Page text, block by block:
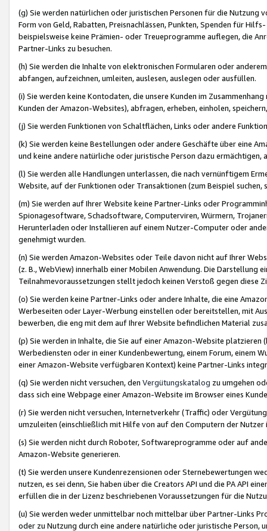
(g) Sie werden natürlichen oder juristischen Personen für die Nutzung
Form von Geld, Rabatten, Preisnachlässen, Punkten, Spenden für
beispielsweise keine Prämien- oder Treueprogramme auflegen, die
Partner-Links zu besuchen.
(h) Sie werden die Inhalte von elektronischen Formularen oder
abfangen, aufzeichnen, umleiten, auslesen, auslegen oder ausfüllen.
(i) Sie werden keine Kontodaten, die unsere Kunden im
Kunden der Amazon-Websites), abfragen, erheben, einholen,
(j) Sie werden Funktionen von Schaltflächen, Links oder andere
(k) Sie werden keine Bestellungen oder andere Geschäfte über eine
und keine andere natürliche oder juristische Person dazu
(l) Sie werden alle Handlungen unterlassen, die nach vernünftigem
Website, auf der Funktionen oder Transaktionen (zum Beispiel
(m) Sie werden auf Ihrer Website keine Partner-Links oder
Spionagesoftware, Schadsoftware, Computerviren, Würmern,
Herunterladen oder Installieren auf einem Nutzer-Computer oder
genehmigt wurden.
(n) Sie werden Amazon-Websites oder Teile davon nicht auf Ihrer
(z. B., WebView) innerhalb einer Mobilen Anwendung. Die Darstellung
Teilnahmevoraussetzungen stellt jedoch keinen Verstoß gegen diese
(o) Sie werden keine Partner-Links oder andere Inhalte, die eine
Werbeseiten oder Layer-Werbung einstellen oder bereitstellen, mit
bewerben, die eng mit dem auf Ihrer Website befindlichen Material
(p) Sie werden in Inhalte, die Sie auf einer Amazon-Website
Werbediensten oder in einer Kundenbewertung, einem Forum, einem
einer Amazon-Website verfügbaren Kontext) keine Partner-Links
(q) Sie werden nicht versuchen, den Vergütungskatalog zu umgehen
dass sich eine Webpage einer Amazon-Website im Browser eines
(r) Sie werden nicht versuchen, Internetverkehr (Traffic) oder
umzuleiten (einschließlich mit Hilfe von auf den Computern der
(s) Sie werden nicht durch Roboter, Softwareprogramme oder auf
Amazon-Website generieren.
(t) Sie werden unsere Kundenrezensionen oder Sternebewertungen
nutzen, es sei denn, Sie haben über die Creators API und die PA API
erfüllen die in der Lizenz beschriebenen Voraussetzungen für die
(u) Sie werden weder unmittelbar noch mittelbar über Partner-Links
oder zu Nutzung durch eine andere natürliche oder juristische